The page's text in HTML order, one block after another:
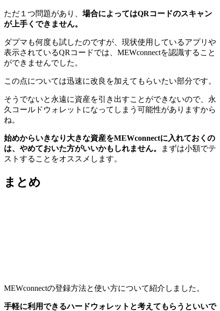
ただ１つ問題があり、 場合によってはQRコードのスキャン
が上手くできません。
ダプマも何度も試したのですが、現状使用しているアプリや
表示されているQRコードでは、MEWconnectを認識すること
ができませんでした。
この点については迅速に改良を加えてもらいたい部分です。
そうでないと永遠に資産を引き出すことができないので、永
久コールドウォレットになってしまう可能性がありますから
ね。
始めからいきなり大きな資産をMEWconnectに入れておくの
は、やめておいた方がいいかもしれません。
まずは小額でテ
ストすることをオススメします。
まとめ
MEWconnectの登録方法と使い方について紹介しました。
手軽に利用できるハードウォレットと考えてもらうといいで